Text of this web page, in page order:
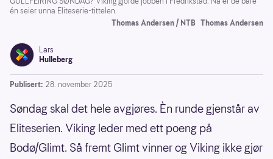
én seier unna Eliteserie-tittelen.
Thomas Andersen / NTB Thomas Andersen
Lars
Hulleberg
Publisert: 28. november 2025
Søndag skal det hele avgjøres. Èn runde gjenstår av
Eliteserien. Viking leder med ett poeng på
Bodø/Glimt. Så fremt Glimt vinner og Viking ikke gjør